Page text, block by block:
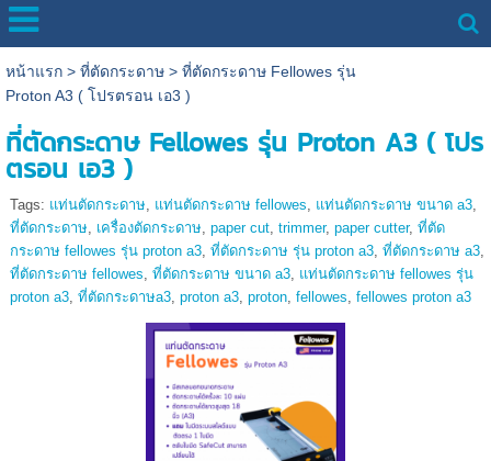
หน้าแรก> ที่ตัดกระดาษ> ที่ตัดกระดาษ Fellowes รุ่น
Proton A3 ( โปรตรอน เอ3 )
ที่ตัดกระดาษ Fellowes รุ่น Proton A3 ( โปร
ตรอน เอ3 )
Tags: แท่นตัดกระดาษ, แท่นตัดกระดาษ fellowes, แท่นตัดกระดาษ ขนาด a3,
ที่ตัดกระดาษ, เครื่องตัดกระดาษ, paper cut, trimmer, paper cutter, ที่ตัด
กระดาษ fellowes รุ่น proton a3, ที่ตัดกระดาษ รุ่น proton a3, ที่ตัดกระดาษ a3,
ที่ตัดกระดาษ fellowes, ที่ตัดกระดาษ ขนาด a3, แท่นตัดกระดาษ fellowes รุ่น
proton a3, ที่ตัดกระดาษa3, proton a3, proton, fellowes, fellowes proton a3